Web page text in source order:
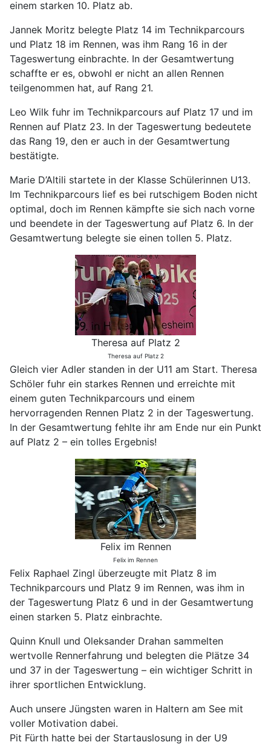
einem starken 10. Platz ab.
Jannek Moritz belegte Platz 14 im Technikparcours
und Platz 18 im Rennen, was ihm Rang 16 in der
Tageswertung einbrachte. In der Gesamtwertung
schaffte er es, obwohl er nicht an allen Rennen
teilgenommen hat, auf Rang 21.
Leo Wilk fuhr im Technikparcours auf Platz 17 und im
Rennen auf Platz 23. In der Tageswertung bedeutete
das Rang 19, den er auch in der Gesamtwertung
bestätigte.
Marie D’Altili startete in der Klasse Schülerinnen U13.
Im Technikparcours lief es bei rutschigem Boden nicht
optimal, doch im Rennen kämpfte sie sich nach vorne
und beendete in der Tageswertung auf Platz 6. In der
Gesamtwertung belegte sie einen tollen 5. Platz.
Theresa auf Platz 2
Theresa auf Platz 2
Gleich vier Adler standen in der U11 am Start. Theresa
Schöler fuhr ein starkes Rennen und erreichte mit
einem guten Technikparcours und einem
hervorragenden Rennen Platz 2 in der Tageswertung.
In der Gesamtwertung fehlte ihr am Ende nur ein Punkt
auf Platz 2 – ein tolles Ergebnis!
Felix im Rennen
Felix im Rennen
Felix Raphael Zingl überzeugte mit Platz 8 im
Technikparcours und Platz 9 im Rennen, was ihm in
der Tageswertung Platz 6 und in der Gesamtwertung
einen starken 5. Platz einbrachte.
Quinn Knull und Oleksander Drahan sammelten
wertvolle Rennerfahrung und belegten die Plätze 34
und 37 in der Tageswertung – ein wichtiger Schritt in
ihrer sportlichen Entwicklung.
Auch unsere Jüngsten waren in Haltern am See mit
voller Motivation dabei.
Pit Fürth hatte bei der Startauslosung in der U9